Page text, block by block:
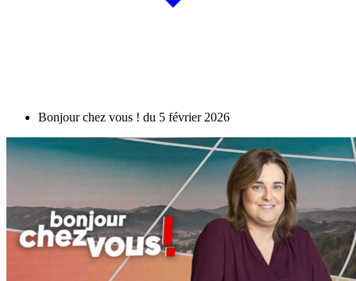
Bonjour chez vous ! du 5 février 2026